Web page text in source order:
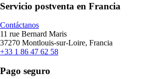
Servicio postventa en Francia
Contáctanos
11 rue Bernard Maris
37270 Montlouis-sur-Loire, Francia
+33 1 86 47 62 58
Pago seguro